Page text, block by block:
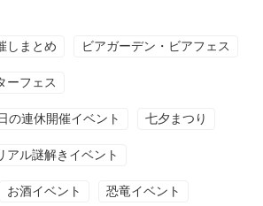
しまとめ ビアガーデン・ビアフェス
ーフェス
の連休開催イベント 七夕まつり
アル謎解きイベント
お酒イベント 恐竜イベント